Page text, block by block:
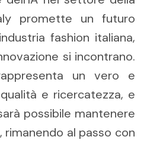
promette un futuro
fashion italiana,
si incontrano.
un vero e
e ricercatezza, e
possibile mantenere
al passo con